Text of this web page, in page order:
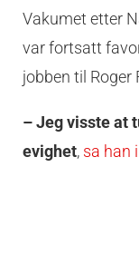
Vakumet etter
var fortsatt
jobben til Roger
– Jeg visste at
evighet, sa han